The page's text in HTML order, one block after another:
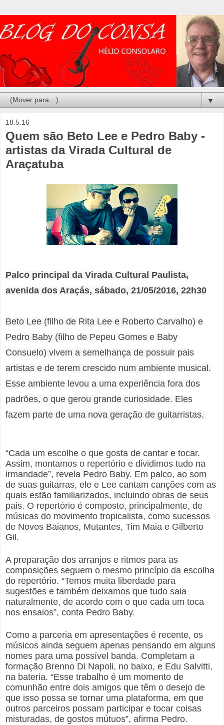
▼
18.5.16
Quem são Beto Lee e Pedro Baby -
artistas da Virada Cultural de
Araçatuba
Palco principal da Virada Cultural Paulista,
avenida dos Araçás, sábado, 21/05/2016, 22h30
Beto Lee (filho de Rita Lee e Roberto Carvalho) e
Pedro Baby (filho de Pepeu Gomes e Baby
Consuelo) vivem a semelhança de possuir pais
artistas e de terem crescido num ambiente musical.
Esse ambiente levou a uma experiência fora dos
padrões, o que gerou grande curiosidade. Eles
fazem parte de uma nova geração de guitarristas.
“Cada um escolhe o que gosta de cantar e tocar.
Assim, montamos o repertório e dividimos tudo na
irmandade”, revela Pedro Baby. Em palco, ao som
de suas guitarras, ele e Lee cantam canções com as
quais estão familiarizados, incluindo obras de seus
pais. O repertório é composto, principalmente, de
músicas do movimento tropicalista, como sucessos
de Novos Baianos, Mutantes, Tim Maia e Gilberto
Gil.
A preparação dos arranjos e ritmos para as
composições seguem o mesmo princípio da escolha
do repertório. “Temos muita liberdade para
sugestões e também deixamos que tudo saia
naturalmente, de acordo com o que cada um toca
nos ensaios”, conta Pedro Baby.
Como a parceria em apresentações é recente, os
músicos ainda seguem apenas pensando em alguns
nomes para uma possível banda. Completam a
formação Brenno Di Napoli, no baixo, e Edu Salvitti,
na bateria. “Esse trabalho é um momento de
comunhão entre dois amigos que têm o desejo de
que isso possa se tornar uma plataforma, em que
outros parceiros possam participar e tocar coisas
misturadas, de gostos mútuos”, afirma Pedro.